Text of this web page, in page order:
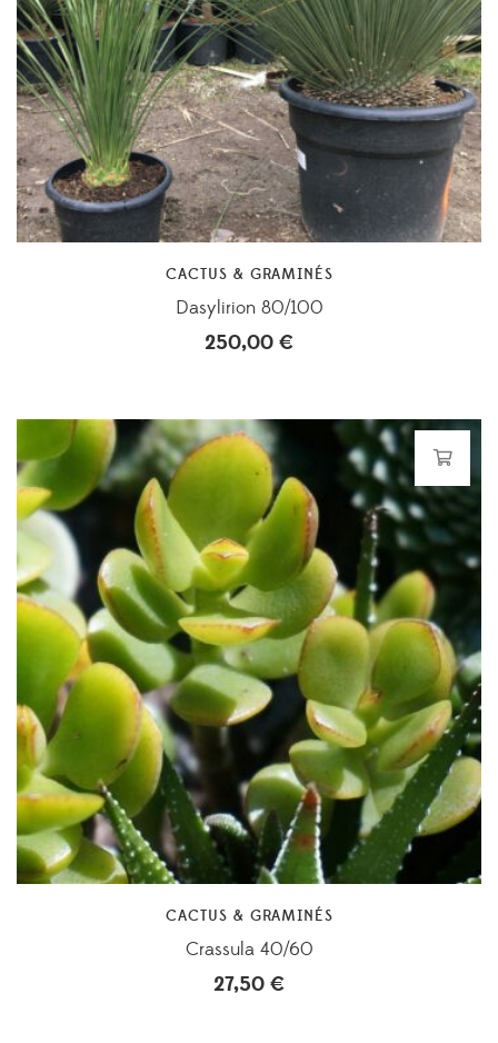
CACTUS & GRAMINÉS
Dasylirion 80/100
250,00 €
CACTUS & GRAMINÉS
Crassula 40/60
27,50 €